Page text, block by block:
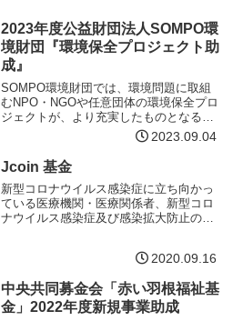
2023年度公益財団法人SOMPO環
境財団『環境保全プロジェクト助
成』
SOMPO環境財団では、環境問題に取組
むNPO・NGOや任意団体の環境保全プロ
ジェクトが、より充実したものとなるよ
う資金助成を行います。対象となるプロ
ジェクト次の3つの条件を満たすプロジェ
クトが対象となります。 国内において
「自然保護」「生…【詳細はコチラ】
2023.09.04
Jcoin 基金
新型コロナウイルス感染症に立ち向かっ
ている医療機関・医療関係者、新型コロ
ナウイルス感染症及び感染拡大防止の影
向けての地域活性化への取組みなど、幅
チラ】
2020.09.16
中央共同募金会「赤い羽根福祉基
金」2022年度新規事業助成